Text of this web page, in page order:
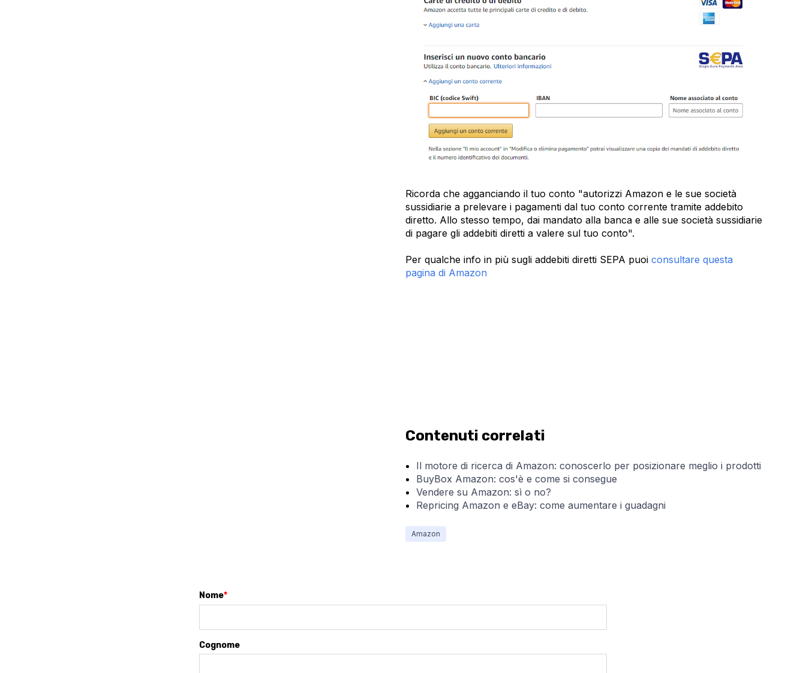
Ricorda che agganciando il tuo conto "autorizzi Amazon e le sue società
sussidiarie a prelevare i pagamenti dal tuo conto corrente tramite addebito
diretto. Allo stesso tempo, dai mandato alla banca e alle sue società sussidiarie
di pagare gli addebiti diretti a valere sul tuo conto".
Per qualche info in più sugli addebiti diretti SEPA puoi consultare questa
pagina di Amazon
Contenuti correlati
Il motore di ricerca di Amazon: conoscerlo per posizionare meglio i prodotti
BuyBox Amazon: cos'è e come si consegue
Vendere su Amazon: sì o no?
Repricing Amazon e eBay: come aumentare i guadagni
Amazon
Nome*
Cognome